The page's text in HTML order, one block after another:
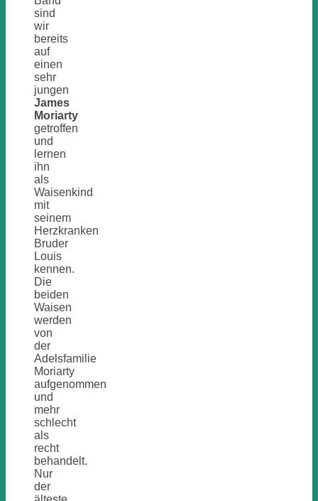
sind
wir
bereits
auf
einen
sehr
jungen
James
Moriarty
getroffen
und
lernen
ihn
als
Waisenkind
mit
seinem
Herzkranken
Bruder
Louis
kennen.
Die
beiden
Waisen
werden
von
der
Adelsfamilie
Moriarty
aufgenommen
und
mehr
schlecht
als
recht
behandelt.
Nur
der